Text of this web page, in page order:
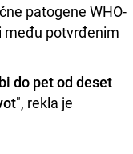
patogene WHO-
među potvrđenim
do pet od deset
", rekla je